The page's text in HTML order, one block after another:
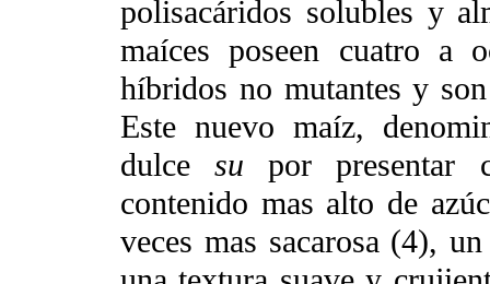
polisacáridos solubles y
maíces poseen cuatro a
híbridos no mutantes y
Este nuevo maíz,
dulcesu por presentar
contenido mas alto de
veces mas sacarosa (4),